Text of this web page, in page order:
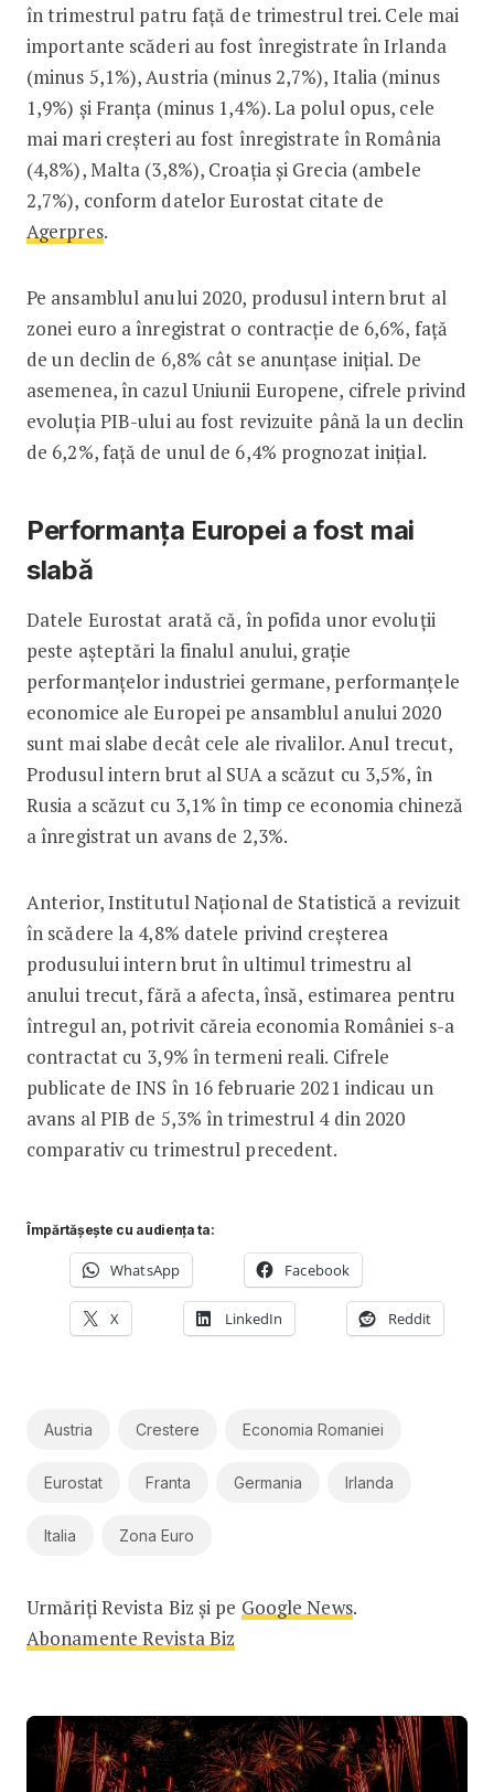
în trimestrul patru față de trimestrul trei. Cele mai
importante scăderi au fost înregistrate în Irlanda
(minus 5,1%), Austria (minus 2,7%), Italia (minus
1,9%) şi Franţa (minus 1,4%). La polul opus, cele
mai mari creşteri au fost înregistrate în România
(4,8%), Malta (3,8%), Croaţia şi Grecia (ambele
2,7%), conform datelor Eurostat citate de
Agerpres.
Pe ansamblul anului 2020, produsul intern brut al
zonei euro a înregistrat o contracţie de 6,6%, faţă
de un declin de 6,8% cât se anunțase iniţial. De
asemenea, în cazul Uniunii Europene, cifrele privind
evoluţia PIB-ului au fost revizuite până la un declin
de 6,2%, faţă de unul de 6,4% prognozat iniţial.
Performanța Europei a fost mai
slabă
Datele Eurostat arată că, în pofida unor evoluţii
peste aşteptări la finalul anului, graţie
performanţelor industriei germane, performanţele
economice ale Europei pe ansamblul anului 2020
sunt mai slabe decât cele ale rivalilor. Anul trecut,
Produsul intern brut al SUA a scăzut cu 3,5%, în
Rusia a scăzut cu 3,1% în timp ce economia chineză
a înregistrat un avans de 2,3%.
Anterior, Institutul Naţional de Statistică a revizuit
în scădere la 4,8% datele privind creşterea
produsului intern brut în ultimul trimestru al
anului trecut, fără a afecta, însă, estimarea pentru
întregul an, potrivit căreia economia României s-a
contractat cu 3,9% în termeni reali. Cifrele
publicate de INS în 16 februarie 2021 indicau un
avans al PIB de 5,3% în trimestrul 4 din 2020
comparativ cu trimestrul precedent.
Împărtășește cu audiența ta:
WhatsApp Facebook
X LinkedIn Reddit
Austria Crestere Economia Romaniei
Eurostat Franta Germania Irlanda
Italia Zona Euro
Urmăriți Revista Biz și pe Google News.
Abonamente Revista Biz